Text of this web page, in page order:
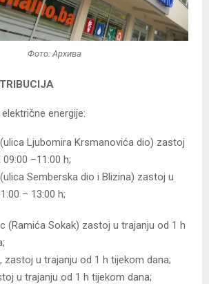
Фото: Архива
energije:
Ljubomira Krsmanovića dio) zastoj
–11:00 h;
Semberska dio i Blizina) zastoj u
– 13:00 h;
(Ramića Sokak) zastoj u trajanju od 1 h
zastoj u trajanju od 1 h tijekom dana;
u trajanju od 1 h tijekom dana;